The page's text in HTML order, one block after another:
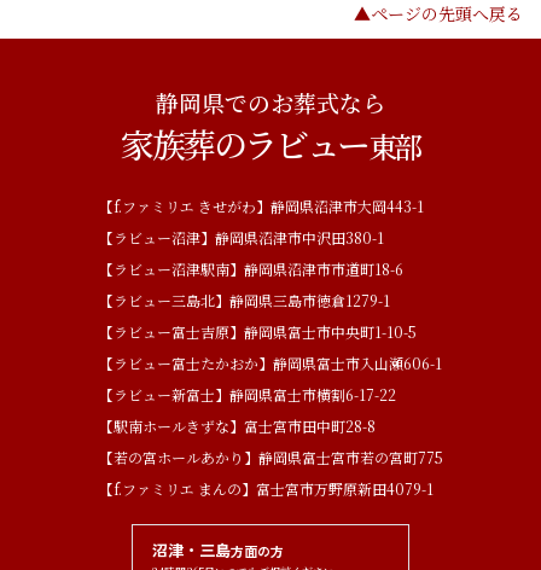
▲ページの先頭へ戻る
静岡県でのお葬式なら
家族葬のラビュー東部
【f.ファミリエ きせがわ】静岡県沼津市大岡443-1
【ラビュー沼津】静岡県沼津市中沢田380-1
【ラビュー沼津駅南】静岡県沼津市市道町18-6
【ラビュー三島北】静岡県三島市徳倉1279-1
【ラビュー富士吉原】静岡県富士市中央町1-10-5
【ラビュー富士たかおか】静岡県富士市入山瀬606-1
【ラビュー新富士】静岡県富士市横割6-17-22
【駅南ホールきずな】富士宮市田中町28-8
【若の宮ホールあかり】静岡県富士宮市若の宮町775
【f.ファミリエ まんの】富士宮市万野原新田4079-1
沼津・三島方面の方